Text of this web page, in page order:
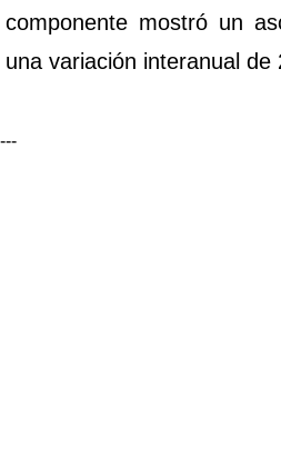
componente mostró un
una variación interanual de
---